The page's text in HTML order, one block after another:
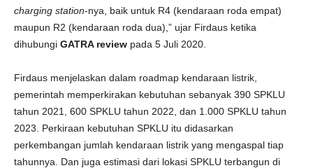
charging station-nya, baik untuk R4 (kendaraan roda empat)
maupun R2 (kendaraan roda dua),” ujar Firdaus ketika
dihubungi GATRA review pada 5 Juli 2020.
Firdaus menjelaskan dalam roadmap kendaraan listrik,
pemerintah memperkirakan kebutuhan sebanyak 390 SPKLU
tahun 2021, 600 SPKLU tahun 2022, dan 1.000 SPKLU tahun
2023. Perkiraan kebutuhan SPKLU itu didasarkan
perkembangan jumlah kendaraan listrik yang mengaspal tiap
tahunnya. Dan juga estimasi dari lokasi SPKLU terbangun di